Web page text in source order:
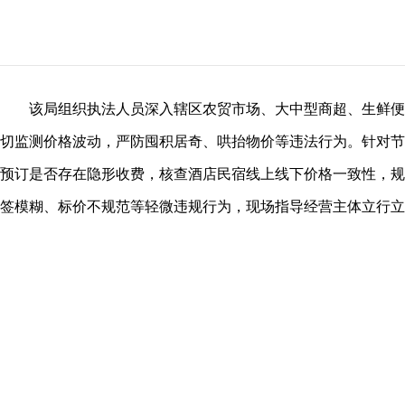
该局组织执法人员深入辖区农贸市场、大中型商超、生鲜
切监测价格波动，严防囤积居奇、哄抬物价等违法行为。针对
预订是否存在隐形收费，核查酒店民宿线上线下价格一致性，
签模糊、标价不规范等轻微违规行为，现场指导经营主体立行